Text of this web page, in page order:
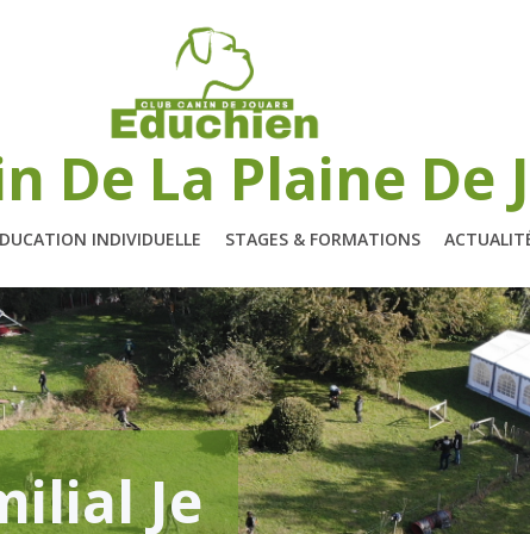
De La Plaine De
INDIVIDUELLE STAGES & FORMATIONS
Je